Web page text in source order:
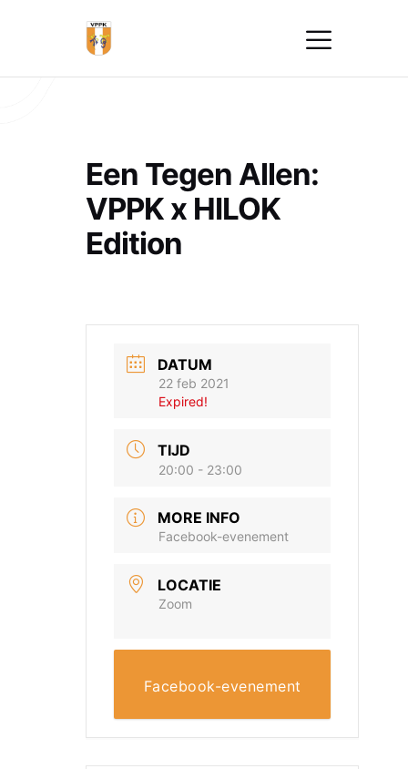
Een Tegen Allen:
VPPK x HILOK
Edition
DATUM
22 feb 2021
Expired!
TIJD
20:00 - 23:00
MORE INFO
Facebook-evenement
LOCATIE
Zoom
Facebook-evenement